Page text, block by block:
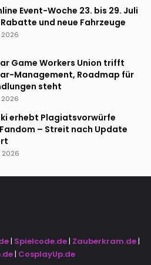
Event-Woche 23. bis 29. Juli
Rabatte und neue Fahrzeuge
2026
Game Workers Union trifft
Management, Roadmap für
steht
2026
erhebt Plagiatsvorwürfe
– Streit nach Update
2026
| Spielcode.de| Zauberkram.de|
| CosplayUp.de